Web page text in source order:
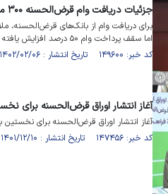
جزئیات دریافت وام قرض‌الحسنه ۳۰۰ میلیون تومانی
برای دریافت وام از بانک‌های
اما سقف پرداخت وام ۵۰ درصد افزایش یافته است.
کد خبر: ۱۴۹۶۰۰ تاریخ انتشار : ۱۴۰۲/۰۲/۰۶
آغاز انتشار اوراق قرض‌الحسنه برای
آغاز انتشار اوراق قرض‌الحسنه برای نخستین
کد خبر: ۱۴۷۴۵۶ تاریخ انتشار : ۱۴۰۱/۱۲/۱۰